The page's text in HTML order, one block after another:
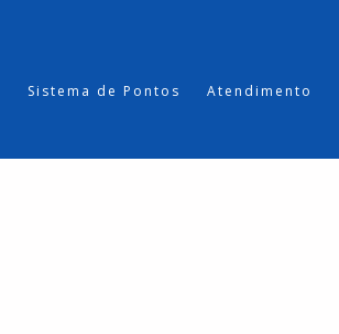
Sistema de Pontos Atendimento